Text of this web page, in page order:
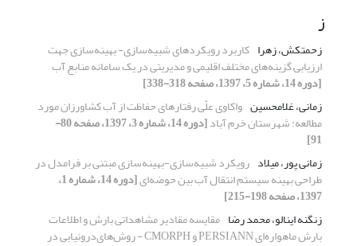
ز
زحمتکش، زهرا کاربرد رویکردهای شبیه‌سازی- بهینه‌سازی جهت
ارزیابی گزینه‌های مختلف اقلیمی و مدیریتی در یک سامانه منابع آب
[دوره 14، شماره 5، 1397، صفحه 318-338]
زمانی، غلامحسین واکاوی علّی رفتارهای حفاظت از آب کشاورزان مورد
مطالعه: شهرستان خرم آباد [دوره 14، شماره 3، 1397، صفحه 80-
91]
زمانی پور، میلاد رویکرد شبیه‌سازی-بهینه‌سازی مبتنی بر فرامدل در
طراحی بهینه سیستم انتقال آب بین حوضه‌ای [دوره 14، شماره 1،
1397، صفحه 198-215]
زنگنه اینالو، محمد رضا مقایسه مقادیر مشاهداتی بارش و اطلاعات
بارش ماهواره‌ای PERSIANN و CMORPH - روش‌های‌درونیابی در